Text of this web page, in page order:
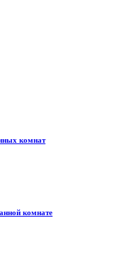
комнат
комнате